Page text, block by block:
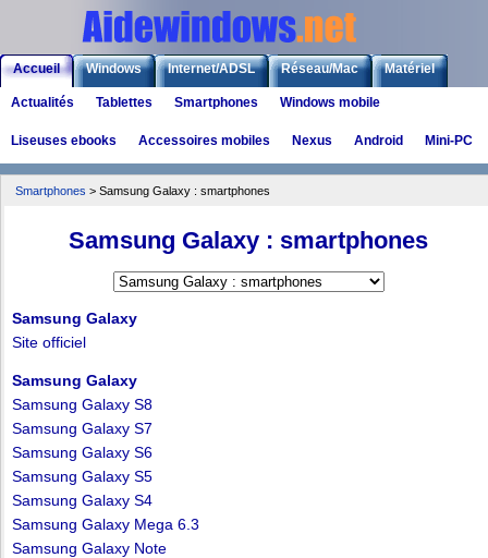
Accueil Windows Internet/ADSL Réseau/Mac Matériel
Logiciels Liens Jeux
Actualités Tablettes Smartphones Windows mobile
Liseuses ebooks Accessoires mobiles Nexus Android Mini-PC
Smartphones > Samsung Galaxy : smartphones
Samsung Galaxy : smartphones
Samsung Galaxy
Site officiel
Samsung Galaxy
Samsung Galaxy S8
Samsung Galaxy S7
Samsung Galaxy S6
Samsung Galaxy S5
Samsung Galaxy S4
Samsung Galaxy Mega 6.3
Samsung Galaxy Note